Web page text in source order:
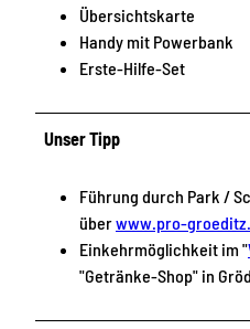
Übersichtskarte
Handy mit Powerbank
Erste-Hilfe-Set
Unser Tipp
Führung durch Park /
überwww.pro-
Einkehrmöglichkeit im "
"Getränke-Shop" in